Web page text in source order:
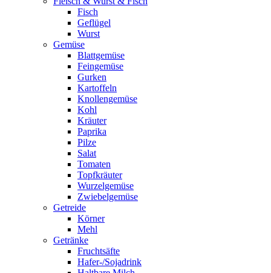
Fisch
Geflügel
Wurst
Gemüse
Blattgemüse
Feingemüse
Gurken
Kartoffeln
Knollengemüse
Kohl
Kräuter
Paprika
Pilze
Salat
Tomaten
Topfkräuter
Wurzelgemüse
Zwiebelgemüse
Getreide
Körner
Mehl
Getränke
Fruchtsäfte
Hafer-/Sojadrink